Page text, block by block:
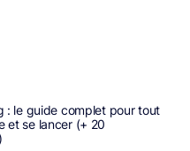
: le guide complet pour tout
et se lancer (+ 20